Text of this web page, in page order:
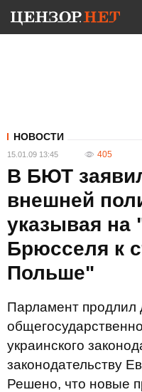
НОВОСТИ
15.01.09 13:45 405
В БЮТ
внешней
указывая на
Брюсселя к
Польше"
Парламент продлил
украинского
законодательству
Решено, что новые